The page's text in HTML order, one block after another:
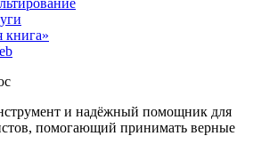
книга»
и надёжный помощник для
помогающий принимать верные